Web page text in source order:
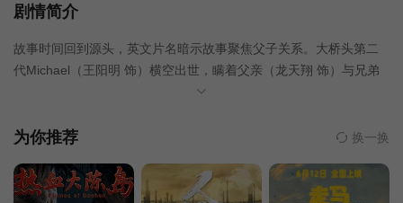
剧情简介
故事时间回到源头，英文片名暗示故事聚焦父子关系。大桥头第二
代Michael（王阳明 饰）横空出世，瞒着父亲（龙天翔 饰）与兄弟
（张怀秋 饰）私下打算重整角头新的秩序，惹火了北馆（高捷、王
角头正式开战。
为你推荐 换一换